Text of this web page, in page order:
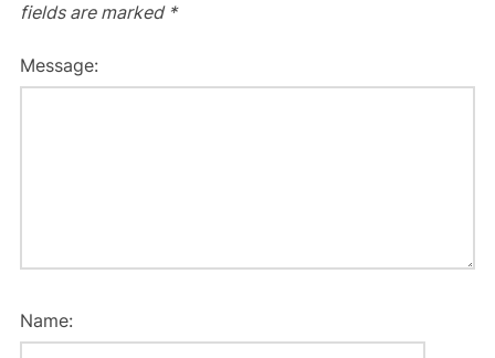
fields are marked *
Message:
Name: